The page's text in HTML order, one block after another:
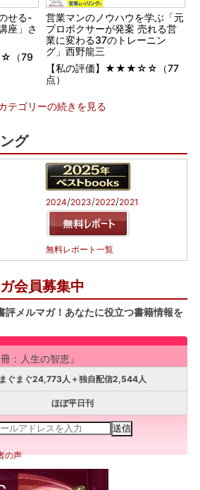
せる-
座」さ
（79
営業マンのノウハウを学ぶ「元
プロボクサーが発案 売れる営
業に変わる37のトレーニン
グ」西野龍三
【私の評価】★★★☆☆（77
点）
テゴリーの続きを見る
グ
2024/2023/2022/2021
無料レポート一覧
会員募集中
評メルマガ！あなたに役立つ書籍情報を
：人生の智恵』
まぐまぐ24,773人＋独自配信2,544人
ほぼ平日刊
の声